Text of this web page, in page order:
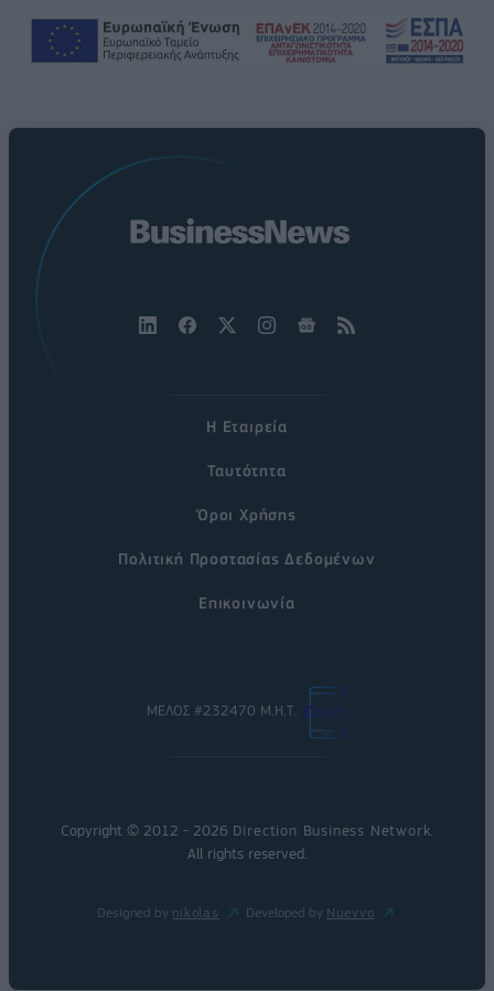
Η Εταιρεία
Ταυτότητα
Όροι Χρήσης
Πολιτική Προστασίας Δεδομένων
Επικοινωνία
ΜΕΛΟΣ #232470 Μ.Η.Τ.
Copyright © 2012 - 2026 Direction Business Network
All rights reserved.
Designed by nikolas Developed by Nuevvo